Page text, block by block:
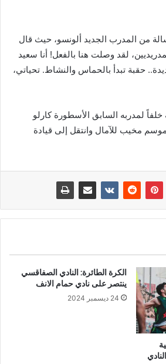
من المدرب الجديد ألونسو، حيث قال
لقد وصلت هنا بالفعل! أنا سعيد
حقبة تبدأ بالحماس والنشاط. تحياتي،
لمدربه السابق الأسطورة كارلو
مخيب للآمال وانتقل إلى قيادة
الكرة الطائرة: النادي الصفاقسي
ينتصر على نادي حمام الانف
24 ديسمبر 2024